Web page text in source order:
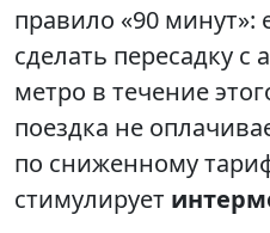
правило «90 минут»:
сделать пересадку
метро в течение
поездка не
по сниженному
стимулирует